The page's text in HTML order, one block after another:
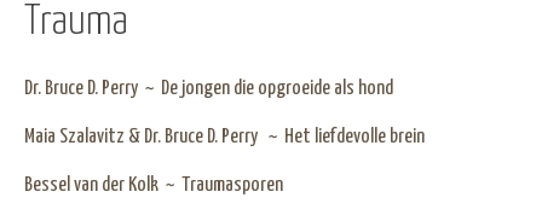
Trauma
Dr. Bruce D. Perry ~ De jongen die opgroeide als hond
Maia Szalavitz & Dr. Bruce D. Perry ~ Het liefdevolle brein
Bessel van der Kolk ~ Traumasporen